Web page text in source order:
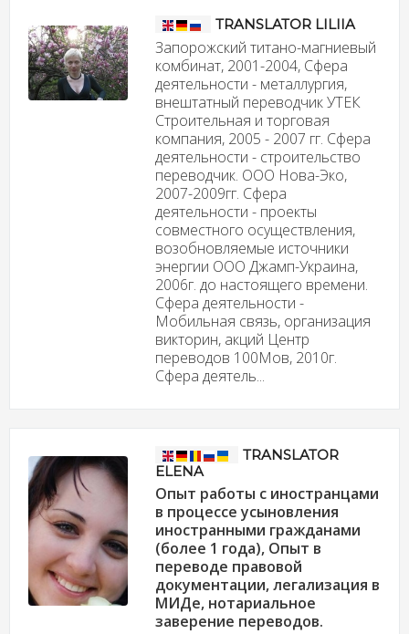
TRANSLATOR LILIIA
Запорожский титано-магниевый
комбинат, 2001-2004, Сфера
деятельности - металлургия,
внештатный переводчик УТЕК
Строительная и торговая
компания, 2005 - 2007 гг. Сфера
деятельности - строительство
переводчик. ООО Нова-Эко,
2007-2009гг. Сфера
деятельности - проекты
совместного осуществления,
возобновляемые источники
энергии ООО Джамп-Украина,
2006г. до настоящего времени.
Сфера деятельности -
Мобильная связь, организация
викторин, акций Центр
переводов 100Мов, 2010г.
Сфера деятель...
TRANSLATOR
ELENA
Опыт работы с иностранцами
в процессе усыновления
иностранными гражданами
(более 1 года), Опыт в
переводе правовой
документации, легализация в
МИДе, нотариальное
заверение переводов.